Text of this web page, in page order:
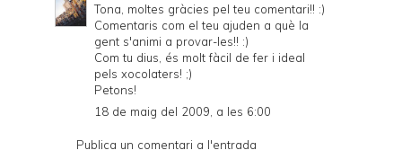
Tona, moltes gràcies pel teu comentari!! :)
Comentaris com el teu ajuden a què la
gent s'animi a provar-les!! :)
Com tu dius, és molt fàcil de fer i ideal
pels xocolaters! ;)
Petons!
18 de maig del 2009, a les 6:00
Publica un comentari a l'entrada